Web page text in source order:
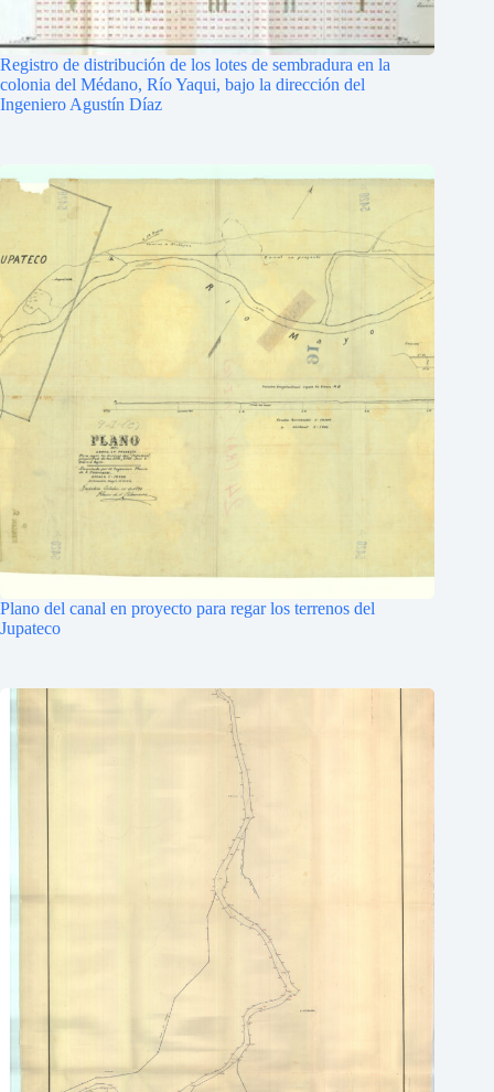
Registro de distribución de los lotes de sembradura en la
colonia del Médano, Río Yaqui, bajo la dirección del
Ingeniero Agustín Díaz
Plano del canal en proyecto para regar los terrenos del
Jupateco